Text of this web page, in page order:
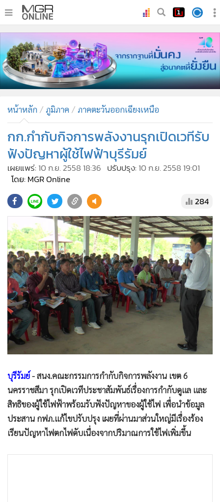
• ทันเหตุการณ์
• ภาคใต้
• ภูมิภาค
• บันเทิง
ผู้จัดการรายวัน
• คอลัมนิสต์
• ละคร
CbizReview
• ผู้จัดกวน
Good health & Well-being
• Green Innovation & SD
• Management & HR
• MGR Live
• Infographic
• การเมือง
• ท่องเที่ยว
• กีฬา
• ต่างประเทศ
• Special Scoop
• เศรษฐกิจ-ธุรกิจ
• จีน
• ชุมชน-คุณภาพชีวิต
• อาชญากรรม
• Motoring
หน้าหลัก ภูมิภาค ภาคตะวันออกเฉียงเหนือ
กก.กำกับกิจการพลังงานรุกเปิดเวทีรับ
ฟังปัญหาผู้ใช้ไฟฟ้าบุรีรัมย์
เผยแพร่: 10 ก.ย. 2558 18:36 ปรับปรุง: 10 ก.ย. 2558 19:01
โดย: MGR Online
284
บุรีรัมย์- สนง.คณะกรรมการกำกับกิจการพลังงาน เขต 6
นครราชสีมา รุกเปิดเวทีประชาสัมพันธ์เรื่องการกำกับดูแล และ
สิทธิของผู้ใช้ไฟฟ้าพร้อมรับฟังปัญหาของผู้ใช้ไฟ เพื่อนำข้อมูล
ประสาน กฟภ.แก้ไขปรับปรุง เผยที่ผ่านมาส่วนใหญ่มีเรื่องร้อง
เรียนปัญหาไฟตกไฟดับเนื่องจากปริมาณการใช้ไฟเพิ่มขึ้น